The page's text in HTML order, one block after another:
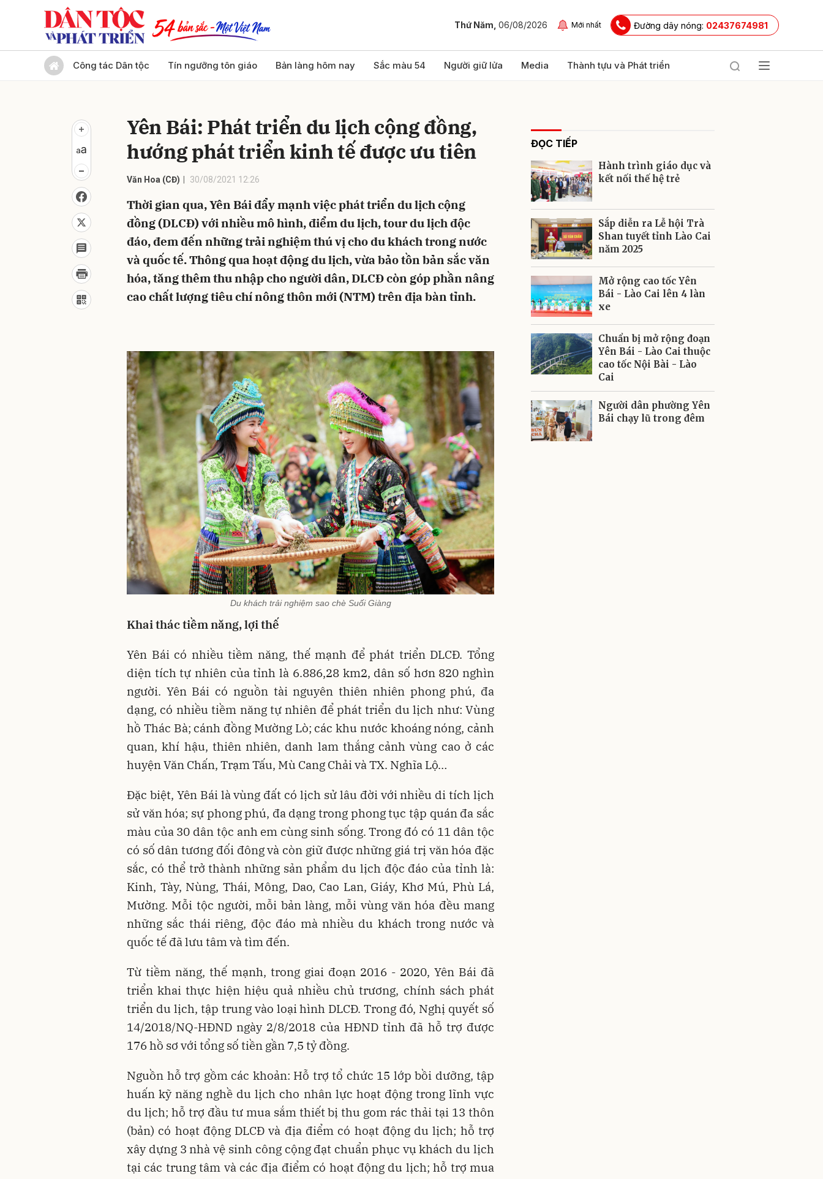
Thứ Năm, 06/08/2026 Mới nhất Đường dây nóng: 02437674981
Công tác Dân tộc Tín ngưỡng tôn giáo Bản làng hôm nay Sắc màu 54 Người giữ lửa Media Thành tựu và Phát triển
Yên Bái: Phát triển du lịch cộng đồng,
hướng phát triển kinh tế được ưu tiên
Văn Hoa (CĐ) 30/08/2021 12:26
Thời gian qua, Yên Bái đẩy mạnh việc phát triển du lịch cộng
đồng (DLCĐ) với nhiều mô hình, điểm du lịch, tour du lịch độc
đáo, đem đến những trải nghiệm thú vị cho du khách trong nước
và quốc tế. Thông qua hoạt động du lịch, vừa bảo tồn bản sắc văn
hóa, tăng thêm thu nhập cho người dân, DLCĐ còn góp phần nâng
cao chất lượng tiêu chí nông thôn mới (NTM) trên địa bàn tỉnh.
Du khách trải nghiệm sao chè Suối Giàng
Khai thác tiềm năng, lợi thế
Yên Bái có nhiều tiềm năng, thế mạnh để phát triển DLCĐ. Tổng
diện tích tự nhiên của tỉnh là 6.886,28 km2, dân số hơn 820 nghìn
người. Yên Bái có nguồn tài nguyên thiên nhiên phong phú, đa
dạng, có nhiều tiềm năng tự nhiên để phát triển du lịch như: Vùng
hồ Thác Bà; cánh đồng Mường Lò; các khu nước khoáng nóng, cảnh
quan, khí hậu, thiên nhiên, danh lam thắng cảnh vùng cao ở các
huyện Văn Chấn, Trạm Tấu, Mù Cang Chải và TX. Nghĩa Lộ…
Đặc biệt, Yên Bái là vùng đất có lịch sử lâu đời với nhiều di tích lịch
sử văn hóa; sự phong phú, đa dạng trong phong tục tập quán đa sắc
màu của 30 dân tộc anh em cùng sinh sống. Trong đó có 11 dân tộc
có số dân tương đối đông và còn giữ được những giá trị văn hóa đặc
sắc, có thể trở thành những sản phẩm du lịch độc đáo của tỉnh là:
Kinh, Tày, Nùng, Thái, Mông, Dao, Cao Lan, Giáy, Khơ Mú, Phù Lá,
Mường. Mỗi tộc người, mỗi bản làng, mỗi vùng văn hóa đều mang
những sắc thái riêng, độc đáo mà nhiều du khách trong nước và
quốc tế đã lưu tâm và tìm đến.
Từ tiềm năng, thế mạnh, trong giai đoạn 2016 - 2020, Yên Bái đã
triển khai thực hiện hiệu quả nhiều chủ trương, chính sách phát
triển du lịch, tập trung vào loại hình DLCĐ. Trong đó, Nghị quyết số
14/2018/NQ-HĐND ngày 2/8/2018 của HĐND tỉnh đã hỗ trợ được
176 hồ sơ với tổng số tiền gần 7,5 tỷ đồng.
Nguồn hỗ trợ gồm các khoản: Hỗ trợ tổ chức 15 lớp bồi dưỡng, tập
huấn kỹ năng nghề du lịch cho nhân lực hoạt động trong lĩnh vực
du lịch; hỗ trợ đầu tư mua sắm thiết bị thu gom rác thải tại 13 thôn
(bản) có hoạt động DLCĐ và địa điểm có hoạt động du lịch; hỗ trợ
xây dựng 3 nhà vệ sinh công cộng đạt chuẩn phục vụ khách du lịch
tại các trung tâm và các địa điểm có hoạt động du lịch; hỗ trợ mua
ĐỌC TIẾP
Hành trình giáo dục và
kết nối thế hệ trẻ
Sắp diễn ra Lễ hội Trà
Shan tuyết tỉnh Lào Cai
năm 2025
Mở rộng cao tốc Yên
Bái - Lào Cai lên 4 làn
xe
Chuẩn bị mở rộng đoạn
Yên Bái - Lào Cai thuộc
cao tốc Nội Bài - Lào
Cai
Người dân phường Yên
Bái chạy lũ trong đêm
Gửi bình luận
Gửi